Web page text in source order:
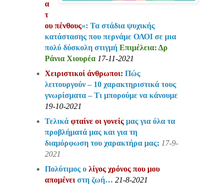
α
τ
ου πένθους»: Τα στάδια ψυχικής
κατάστασης που περνάμε ΟΛΟΙ σε μια
πολύ δύσκολη στιγμή Επιμέλεια: Δρ
Ράνια Χιουρέα 17-11-2021
Χειριστικοί άνθρωποι: Πώς
λειτουργούν – 10 χαρακτηριστικά τους
γνωρίσματα – Τι μπορούμε να κάνουμε
19-10-2021
Τελικά φταίνε οι γονείς μας για όλα τα
προβλήματά μας και για τη
διαμόρφωση του χαρακτήρα μας; 17-9-
2021
Πολύτιμος ο λίγος χρόνος που μου
απομένει στη ζωή… 21-8-2021